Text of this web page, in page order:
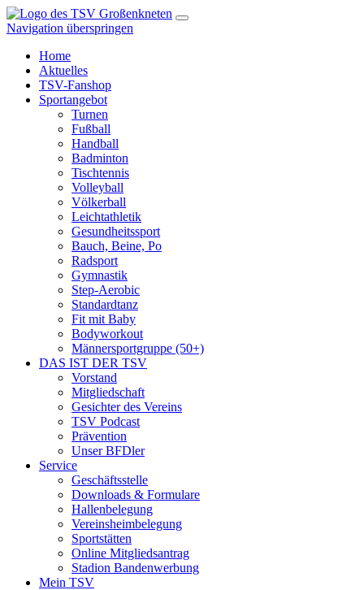
Navigation überspringen
Home
Aktuelles
TSV-Fanshop
Sportangebot
Turnen
Fußball
Handball
Badminton
Tischtennis
Volleyball
Völkerball
Leichtathletik
Gesundheitssport
Bauch, Beine, Po
Radsport
Gymnastik
Step-Aerobic
Standardtanz
Fit mit Baby
Bodyworkout
Männersportgruppe (50+)
DAS IST DER TSV
Vorstand
Mitgliedschaft
Gesichter des Vereins
TSV Podcast
Prävention
Unser BFDler
Service
Geschäftsstelle
Downloads & Formulare
Hallenbelegung
Vereinsheimbelegung
Sportstätten
Online Mitgliedsantrag
Stadion Bandenwerbung
Mein TSV